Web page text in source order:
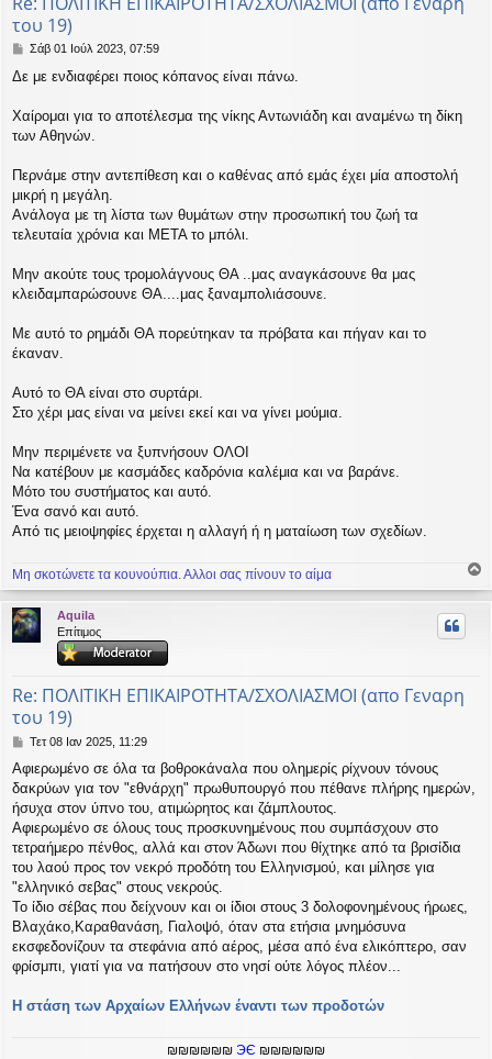
του 19)
Δ
μ
σ
ί
σ
η
Σάβ 01 Ιούλ 2023, 07:59
Δε με ενδιαφέρει ποιος κόπανος είναι πάνω.
Χαίρομαι για το αποτέλεσμα της νίκης Αντωνιάδη και αναμένω τη δίκη
των Αθηνών.
Περνάμε στην αντεπίθεση και ο καθένας από εμάς έχει μία αποστολή
μικρή η μεγάλη.
Ανάλογα με τη λίστα των θυμάτων στην προσωπική του ζωή τα
τελευταία χρόνια και ΜΕΤΑ το μπόλι.
Μην ακούτε τους τρομολάγνους ΘΑ ..μας αναγκάσουνε θα μας
κλειδαμπαρώσουνε ΘΑ....μας ξαναμπολιάσουνε.
Με αυτό το ρημάδι ΘΑ πορεύτηκαν τα πρόβατα και πήγαν και το
έκαναν.
Αυτό το ΘΑ είναι στο συρτάρι.
Στο χέρι μας είναι να μείνει εκεί και να γίνει μούμια.
Μην περιμένετε να ξυπνήσουν ΟΛΟΙ
Να κατέβουν με κασμάδες καδρόνια καλέμια και να βαράνε.
Μότο του συστήματος και αυτό.
Ένα σανό και αυτό.
Από τις μειοψηφίες έρχεται η αλλαγή ή η ματαίωση των σχεδίων.
Μη σκοτώνετε τα κουνούπια. Αλλοι σας πίνουν το αίμα
ο
ρ
Aquila
Επίτιμος
Re: ΠΟΛΙΤΙΚΗ ΕΠΙΚΑΙΡΟΤΗΤΑ/ΣΧΟΛΙΑΣΜΟΙ (απο Γεναρη
του 19)
Δ
μ
ο
σ
ί
ε
υ
σ
η
Τετ 08 Ιαν 2025, 11:29
Αφιερωμένο σε όλα τα βοθροκάναλα που ολημερίς ρίχνουν τόνους
δακρύων για τον "εθνάρχη" πρωθυπουργό που πέθανε πλήρης ημερών,
ήσυχα στον ύπνο του, ατιμώρητος και ζάμπλουτος.
Αφιερωμένο σε όλους τους προσκυνημένους που συμπάσχουν στο
τετραήμερο πένθος, αλλά και στον Άδωνι που θίχτηκε από τα βρισίδια
του λαού προς τον νεκρό προδότη του Ελληνισμού, και μίλησε για
"ελληνικό σεβας" στους νεκρούς.
Το ίδιο σέβας που δείχνουν και οι ίδιοι στους 3 δολοφονημένους ήρωες,
Βλαχάκο,Καραθανάση, Γιαλοψό, όταν στα ετήσια μνημόσυνα
εκσφεδονίζουν τα στεφάνια από αέρος, μέσα από ένα ελικόπτερο, σαν
φρίσμπι, γιατί για να πατήσουν στο νησί ούτε λόγος πλέον...
Η στάση των Αρχαίων Ελλήνων έναντι των προδοτών
₪₪₪₪₪₪ ЭЄ ₪₪₪₪₪₪